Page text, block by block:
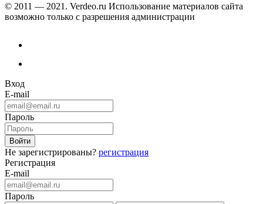
© 2011 — 2021. Verdeo.ru Использование материалов сайта
возможно только с разрешения администрации
Вход
E-mail
Пароль
Не зарегистрированы? регистрация
Регистрация
E-mail
Пароль